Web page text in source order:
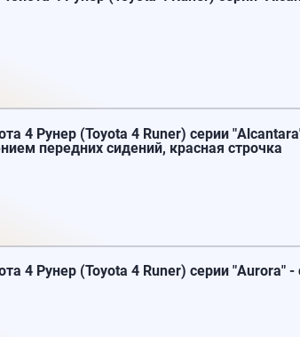
4 Рунер (Toyota 4 Runer) серии
передних сидений, красная строчка
4 Рунер (Toyota 4 Runer) серии "Aurora" -